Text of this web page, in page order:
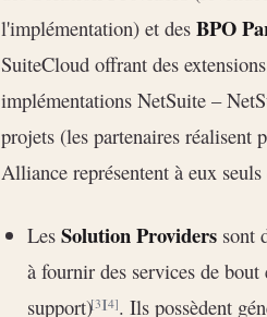
l'implémentation) et des BPO
SuiteCloud offrant des
implémentations NetSuite –
projets (les partenaires réalisent
Alliance représentent à eux
Les Solution Providers sont
à fournir des services de
support)[3][4]. Ils possèdent